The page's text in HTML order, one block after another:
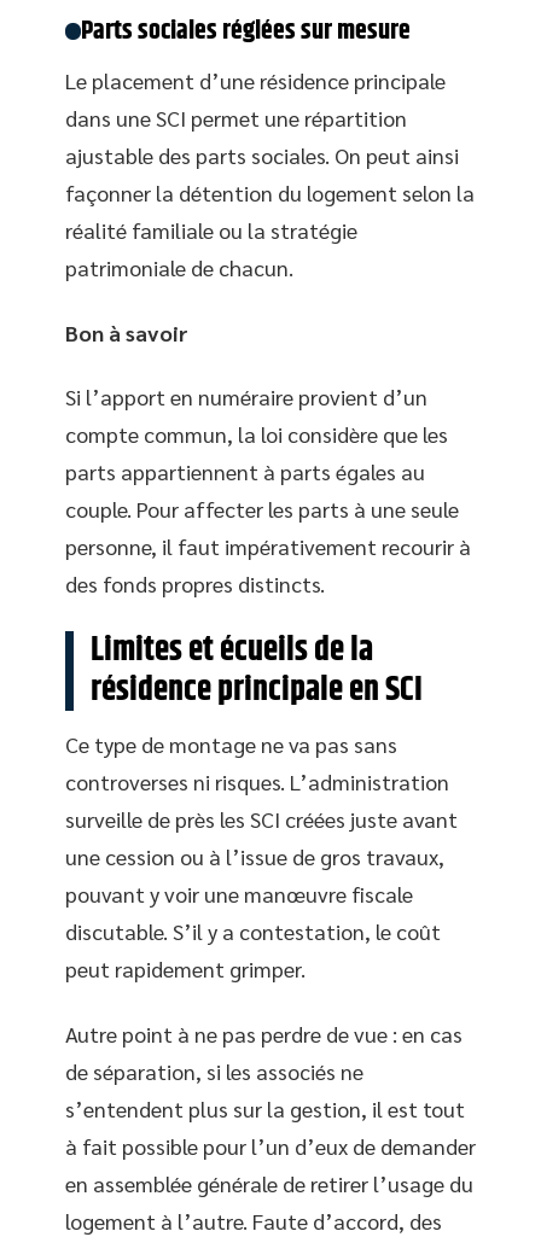
Parts sociales réglées sur mesure
Le placement d’une résidence principale
dans une SCI permet une répartition
ajustable des parts sociales. On peut ainsi
façonner la détention du logement selon la
réalité familiale ou la stratégie
patrimoniale de chacun.
Bon à savoir
Si l’apport en numéraire provient d’un
compte commun, la loi considère que les
parts appartiennent à parts égales au
couple. Pour affecter les parts à une seule
personne, il faut impérativement recourir à
des fonds propres distincts.
Limites et écueils de la
résidence principale en SCI
Ce type de montage ne va pas sans
controverses ni risques. L’administration
surveille de près les SCI créées juste avant
une cession ou à l’issue de gros travaux,
pouvant y voir une manœuvre fiscale
discutable. S’il y a contestation, le coût
peut rapidement grimper.
Autre point à ne pas perdre de vue : en cas
de séparation, si les associés ne
s’entendent plus sur la gestion, il est tout
à fait possible pour l’un d’eux de demander
en assemblée générale de retirer l’usage du
logement à l’autre. Faute d’accord, des